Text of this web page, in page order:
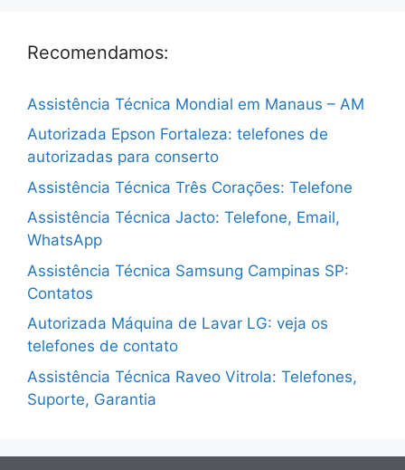
Recomendamos:
Assistência Técnica Mondial em Manaus – AM
Autorizada Epson Fortaleza: telefones de
autorizadas para conserto
Assistência Técnica Três Corações: Telefone
Assistência Técnica Jacto: Telefone, Email,
WhatsApp
Assistência Técnica Samsung Campinas SP:
Contatos
Autorizada Máquina de Lavar LG: veja os
telefones de contato
Assistência Técnica Raveo Vitrola: Telefones,
Suporte, Garantia